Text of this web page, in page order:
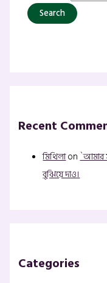
Recent
মিথিলাon`আমার
বুঝিয়ে দাও।
Categories